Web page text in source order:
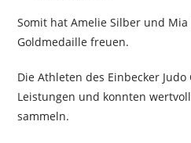
Somit hat Amelie Silber und
Goldmedaille freuen.
Die Athleten des Einbecker
Leistungen und konnten
sammeln.